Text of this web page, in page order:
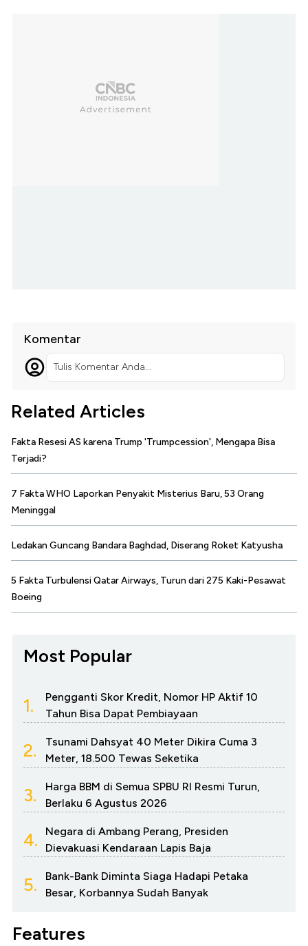
Komentar
Tulis Komentar Anda...
Related Articles
Fakta Resesi AS karena Trump 'Trumpcession', Mengapa Bisa
Terjadi?
7 Fakta WHO Laporkan Penyakit Misterius Baru, 53 Orang
Meninggal
Ledakan Guncang Bandara Baghdad, Diserang Roket Katyusha
5 Fakta Turbulensi Qatar Airways, Turun dari 275 Kaki-Pesawat
Boeing
Most Popular
1.
Pengganti Skor Kredit, Nomor HP Aktif 10
Tahun Bisa Dapat Pembiayaan
2.
Tsunami Dahsyat 40 Meter Dikira Cuma 3
Meter, 18.500 Tewas Seketika
3.
Harga BBM di Semua SPBU RI Resmi Turun,
Berlaku 6 Agustus 2026
4.
Negara di Ambang Perang, Presiden
Dievakuasi Kendaraan Lapis Baja
5.
Bank-Bank Diminta Siaga Hadapi Petaka
Besar, Korbannya Sudah Banyak
Features